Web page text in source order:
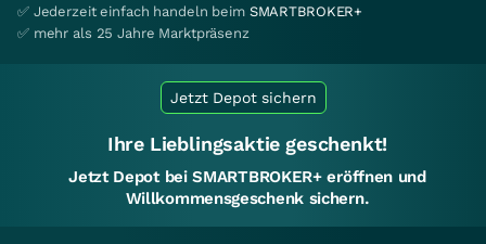
✅ Jederzeit einfach handeln beim SMARTBROKER+
✅ mehr als 25 Jahre Marktpräsenz
Jetzt Depot sichern
Ihre Lieblingsaktie geschenkt!
Jetzt Depot bei SMARTBROKER+ eröffnen und
Willkommensgeschenk sichern.